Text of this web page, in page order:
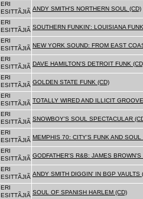
ERI
ESITTÃJIÃ ANDY SMITH'S NORTHERN SOUL (CD)
ERI
ESITTÃJIÃ SOUTHERN FUNKIN': LOUISIANA
ERI
ESITTÃJIÃ NEW YORK SOUND: FROM EAST
ERI
ESITTÃJIÃ DAVE HAMILTON'S DETROIT FUNK
ERI
ESITTÃJIÃ GOLDEN STATE FUNK (CD)
ERI
ESITTÃJIÃ TOTALLY WIRED AND ILLICIT
ERI
ESITTÃJIÃ SNOWBOY'S SOUL SPECTACULAR
ERI
ESITTÃJIÃ MEMPHIS 70: CITY'S FUNK AND
ERI
ESITTÃJIÃ GODFATHER'S R&B: JAMES
ERI
ESITTÃJIÃ ANDY SMITH DIGGIN' IN BGP VAULTS
ERI
ESITTÃJIÃ SOUL OF SPANISH HARLEM (CD)